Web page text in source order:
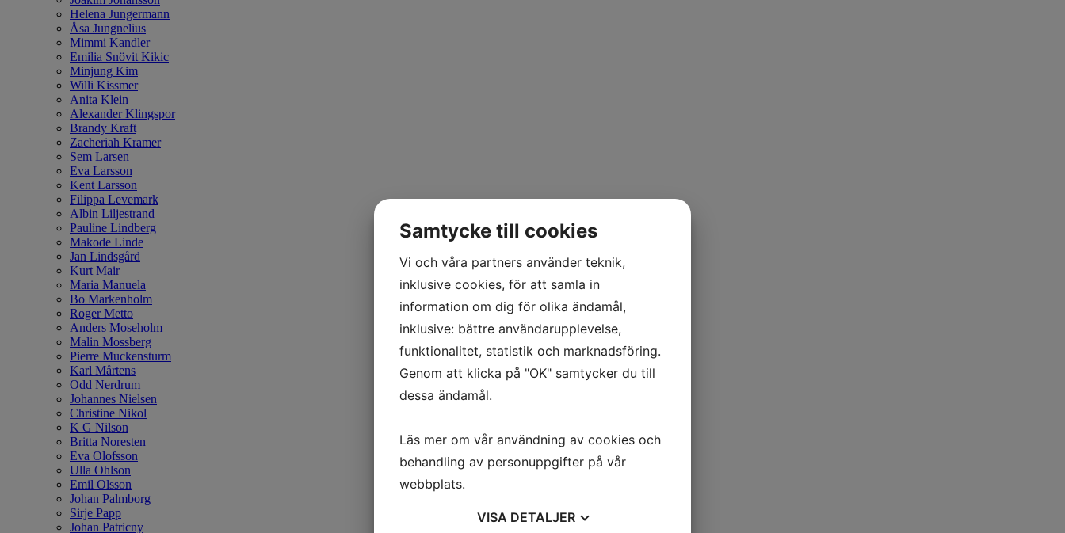
Helena Jungermann
Åsa Jungnelius
Mimmi Kandler
Emilia Snövit Kikic
Minjung Kim
Willi Kissmer
Anita Klein
Alexander Klingspor
Brandy Kraft
Zacheriah Kramer
Sem Larsen
Eva Larsson
Kent Larsson
Filippa Levemark
Albin Liljestrand
Pauline Lindberg
Makode Linde
Jan Lindsgård
Kurt Mair
Maria Manuela
Bo Markenholm
Roger Metto
Anders Moseholm
Malin Mossberg
Pierre Muckensturm
Karl Mårtens
Odd Nerdrum
Johannes Nielsen
Christine Nikol
K G Nilson
Britta Noresten
Eva Olofsson
Ulla Ohlson
Emil Olsson
Johan Palmborg
Sirje Papp
Johan Patricny
Samtycke till cookies
Vi och våra partners använder teknik,
inklusive cookies, för att samla in
information om dig för olika ändamål,
inklusive: bättre användarupplevelse,
funktionalitet, statistik och marknadsföring.
Genom att klicka på "OK" samtycker du till
dessa ändamål.
Läs mer om vår användning av cookies och
behandling av personuppgifter på vår
webbplats.
VISA DETALJER